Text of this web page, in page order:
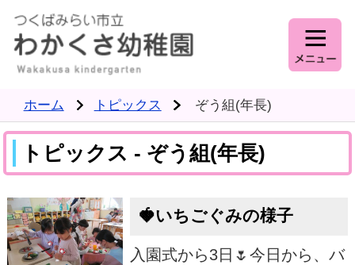
ホーム トピックス ぞう組(年長)
トピックス - ぞう組(年長)
🍓いちごぐみの様子
入園式から3日🌷今日から、バ